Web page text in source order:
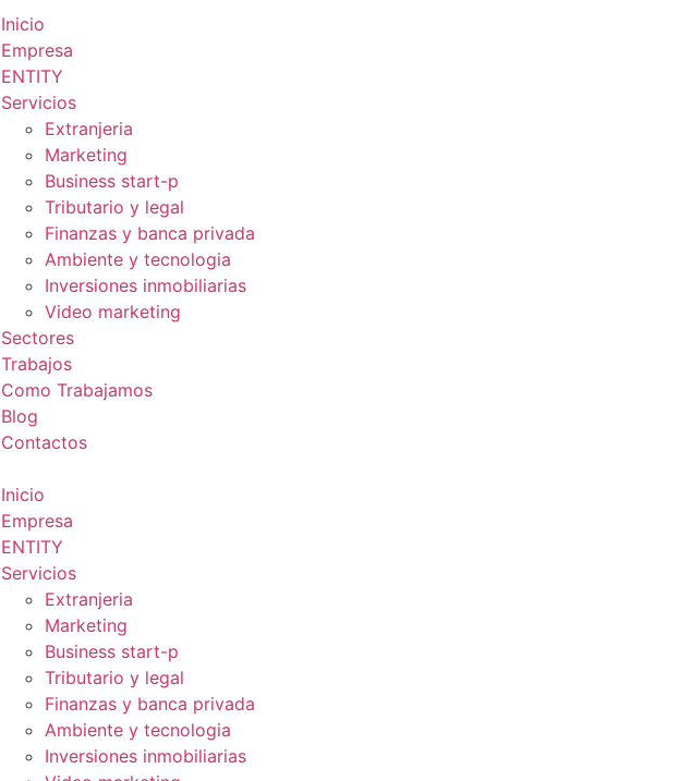
Inicio
Empresa
ENTITY
Servicios
Extranjeria
Marketing
Business start-p
Tributario y legal
Finanzas y banca privada
Ambiente y tecnologia
Inversiones inmobiliarias
Video marketing
Sectores
Trabajos
Como Trabajamos
Blog
Contactos
Inicio
Empresa
ENTITY
Servicios
Extranjeria
Marketing
Business start-p
Tributario y legal
Finanzas y banca privada
Ambiente y tecnologia
Inversiones inmobiliarias